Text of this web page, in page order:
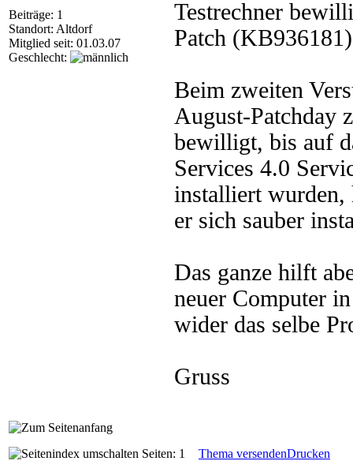
Beiträge: 1
Standort: Altdorf
Mitglied seit: 01.03.07
Geschlecht:
Testrechner
Patch
Beim zweiten
August-Patchday
bewilligt, bis auf
Services 4.0
installiert wurden,
er sich sauber
Das ganze hilft
neuer Computer
wider das selbe
Gruss
Seiten: 1 Thema versendenDrucken